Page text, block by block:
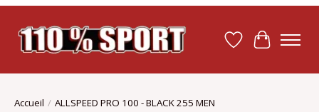
Liste dePanier
Accueil / ALLSPEED PRO 100 - BLACK 255 MEN